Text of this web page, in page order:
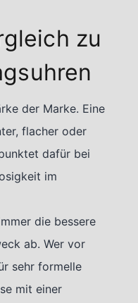
zu
der Marke. Eine
flacher oder
dafür bei
im
die bessere
ab. Wer vor
sehr formelle
mit einer